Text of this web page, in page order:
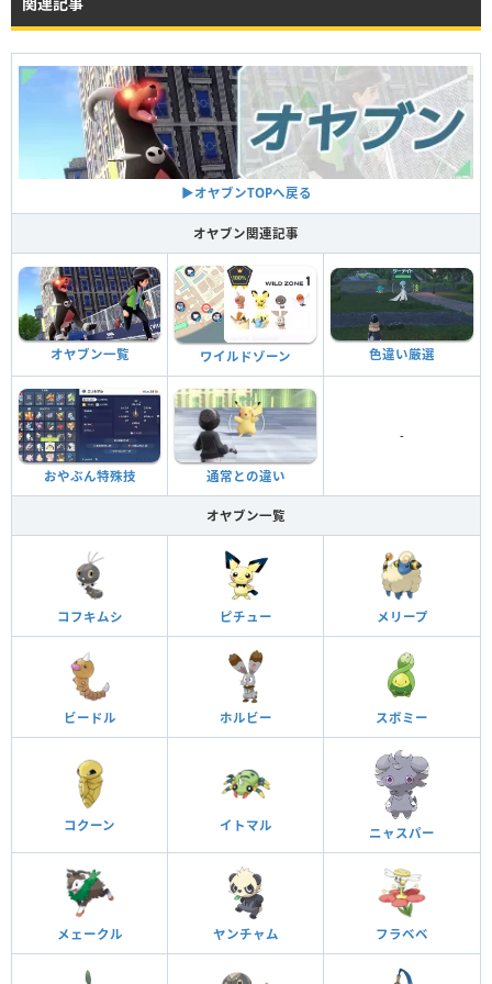
▶︎オヤブンTOPへ戻る
オヤブン関連記事
オヤブン一覧 ワイルドゾーン 色違い厳選
おやぶん特殊技 通常との違い
-
オヤブン一覧
コフキムシ ピチュー メリープ
ビードル ホルビー スボミー
コクーン イトマル ニャスパー
メェークル ヤンチャム フラベベ